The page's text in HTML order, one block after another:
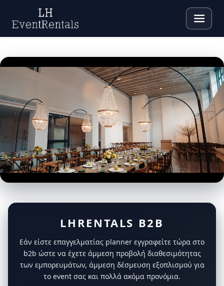
LHRENTALS B2B
Εάν είστε επαγγελματίας planner εγγραφείτε τώρα στο
b2b ώστε να έχετε άμμεση προβολή διαθεσιμότητας
των εμπορευμάτων, άμμεση δέσμευση εξοπλισμού για
το event σας και πολλά ακόμα προνόμια.